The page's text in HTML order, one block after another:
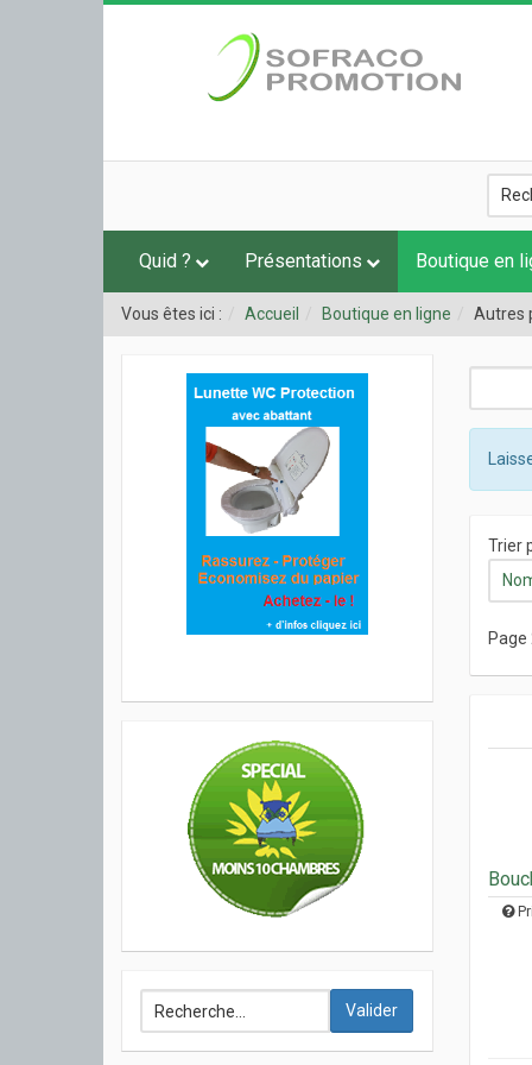
Quid ? Présentations Boutique en
Vous êtes ici : Accueil Boutique en ligne Autres
Trier
Page
Valider